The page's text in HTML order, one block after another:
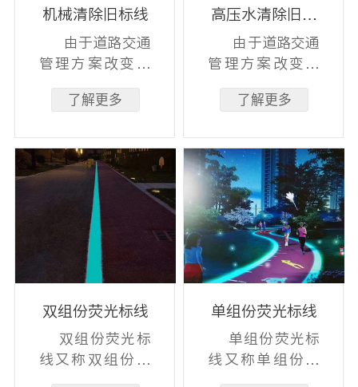
机械清除旧标线
由于道路交通
管理方案改变，
道路标线清除
了解更多
高压水清除旧标
由于道路交通
管理方案改变，
道路标线清除
了解更多
双组份荧光标线
双组份荧光标
线又称双组份夜
单组份荧光标线
单组份荧光标
线又称单组份夜